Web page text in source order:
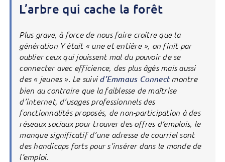
L’arbre qui cache la forêt
Plus grave, à force de nous faire croitre que la
génération Y était « une et entière », on finit par
oublier ceux qui jouissent mal du pouvoir de se
connecter avec efficience, des plus âgés mais aussi
des « jeunes ». Le suivi d’Emmaus Connectmontre
bien au contraire que la faiblesse de maîtrise
d’internet, d’usages professionnels des
fonctionnalités proposés, de non-participation à des
réseaux sociaux pour trouver des offres d’emplois, le
manque significatif d’une adresse de courriel sont
des handicaps forts pour s’insérer dans le monde de
l’emploi.